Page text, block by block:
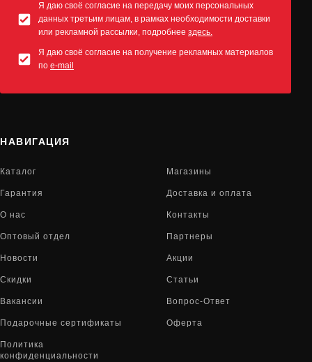
Я даю своё согласие на передачу моих персональных
данных третьим лицам, в рамках необходимости доставки
или рекламной рассылки, подробнее здесь.
Я даю своё согласие на получение рекламных материалов
по e-mail
НАВИГАЦИЯ
Каталог Магазины
Гарантия Доставка и оплата
О нас Контакты
Оптовый отдел Партнеры
Новости Акции
Скидки Статьи
Вакансии Вопрос-Ответ
Подарочные сертификаты Оферта
Политика
конфиденциальности